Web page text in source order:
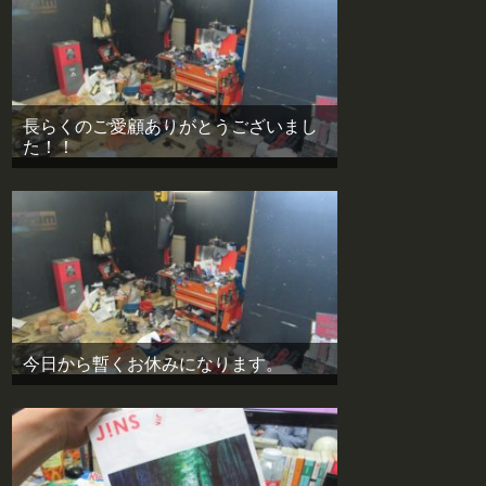
長らくのご愛顧ありがとうございまし
た！！
今日から暫くお休みになります。